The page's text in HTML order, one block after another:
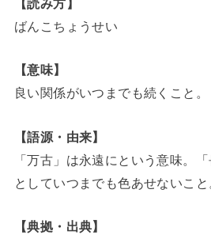
【読み方】
ばんこちょうせい
【意味】
良い関係がいつまでも続くこと。
【語源・由来】
「万古」は永遠にという意味。
としていつまでも色あせないこと
【典拠・出典】